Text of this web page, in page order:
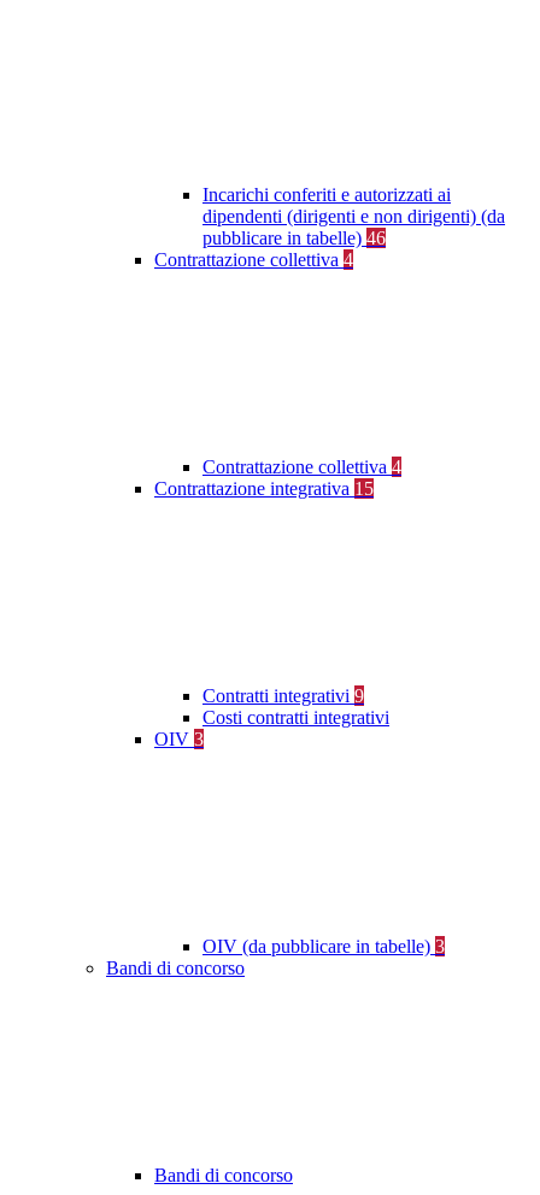
Incarichi conferiti e autorizzati ai
dipendenti (dirigenti e non dirigenti) (da
pubblicare in tabelle) 46
Contrattazione collettiva 4
Contrattazione collettiva 4
Contrattazione integrativa 15
Contratti integrativi 9
Costi contratti integrativi
OIV 3
OIV (da pubblicare in tabelle) 3
Bandi di concorso
Bandi di concorso